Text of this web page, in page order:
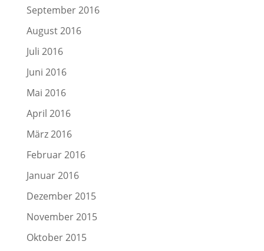
September 2016
August 2016
Juli 2016
Juni 2016
Mai 2016
April 2016
März 2016
Februar 2016
Januar 2016
Dezember 2015
November 2015
Oktober 2015